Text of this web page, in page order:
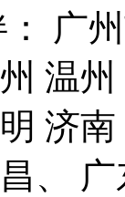
广
温
济
、